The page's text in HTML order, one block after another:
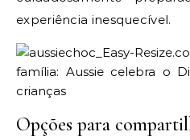
experiência inesquecível.
Opções para